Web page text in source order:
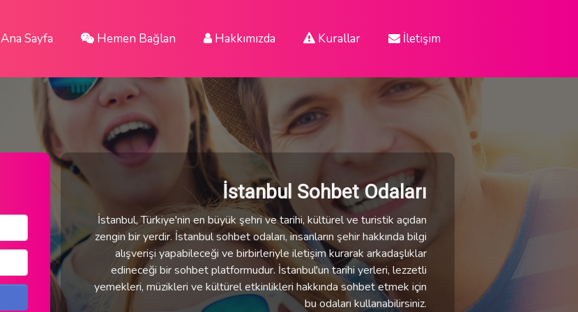
Ana Sayfa Hemen Bağlan Hakkımızda Kurallar İletişim
İstanbul Sohbet Odaları
İstanbul, Türkiye'nin en büyük şehri ve tarihi, kültürel ve turistik açıdan
zengin bir yerdir. İstanbul sohbet odaları, insanların şehir hakkında bilgi
alışverişi yapabileceği ve birbirleriyle iletişim kurarak arkadaşlıklar
edineceği bir sohbet platformudur. İstanbul'un tarihi yerleri, lezzetli
yemekleri, müzikleri ve kültürel etkinlikleri hakkında sohbet etmek için
bu odaları kullanabilirsiniz.